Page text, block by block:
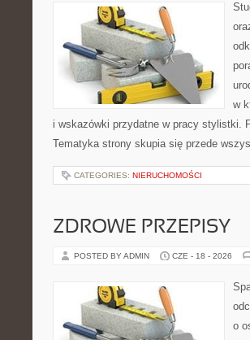
w
i wskazówki przydatne w pracy stylistki.
Tematyka strony skupia się przede
CATEGORIES: NIERUCHOMOŚCI
ZDROWE PRZEPISY
POSTED BY ADMIN CZE - 18 - 2026
o